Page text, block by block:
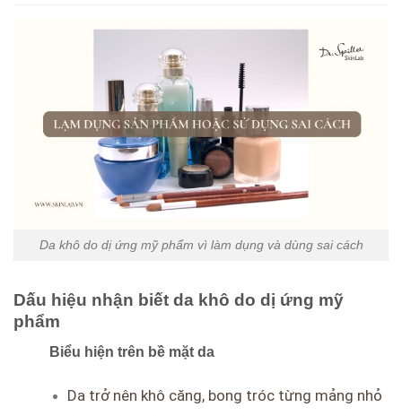
Da khô do dị ứng mỹ phẩm vì làm dụng và dùng sai cách
Dấu hiệu nhận biết da khô do dị ứng mỹ
phẩm
Biểu hiện trên bề mặt da
Da trở nên khô căng, bong tróc từng mảng nhỏ